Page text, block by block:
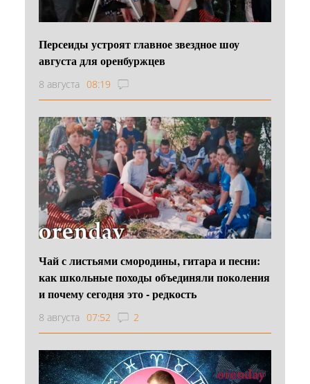
Персеиды устроят главное звездное шоу
августа для оренбуржцев
8 августа 08:19
Чай с листьями смородины, гитара и песни:
как школьные походы объединяли поколения
и почему сегодня это - редкость
8 августа 07:52 2